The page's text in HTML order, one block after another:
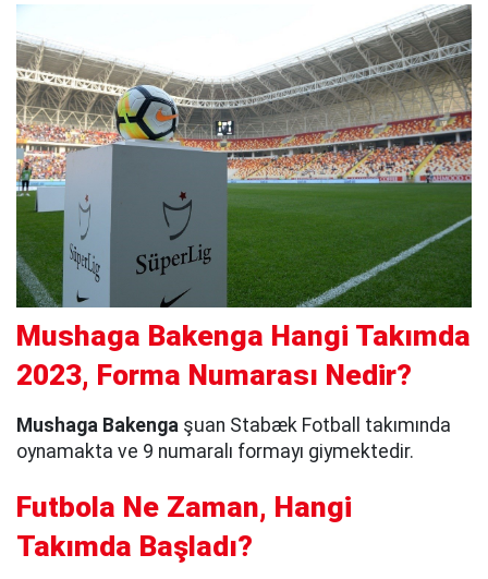
Mushaga Bakenga Hangi Takımda
2023, Forma Numarası Nedir?
Mushaga Bakenga şuan Stabæk Fotball takımında
oynamakta ve 9 numaralı formayı giymektedir.
Futbola Ne Zaman, Hangi
Takımda Başladı?